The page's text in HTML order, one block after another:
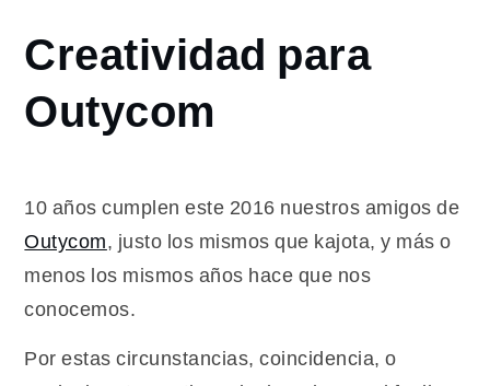
Home
2016
septiembre
28
Outycom
Creatividad para
Outycom
10 años cumplen este 2016 nuestros amigos de
Outycom, justo los mismos que kajota, y más o
menos los mismos años hace que nos
conocemos.
Por estas circunstancias, coincidencia, o